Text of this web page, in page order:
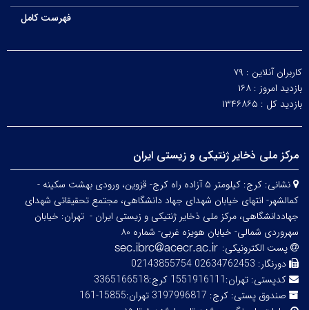
فهرست کامل
کاربران آنلاین : ۷۹
بازدید امروز : ۱۶۸
بازدید کل : ۱۳۴۶۸۶۵
مرکز ملی ذخایر ژنتیکی و زیستی ایران
نشانی:
کرج: کیلومتر ۵ آزاده راه کرج- قزوین، ورودی بهشت سکینه -
کمالشهر- انتهای خیابان شهدای جهاد دانشگاهی، مجتمع تحقیقاتی شهدای
جهاددانشگاهی، مرکز ملی ذخایر ژنتیکی و زیستی ایران - تهران: خیابان
سهروردی شمالی- خیابان هویزه غربی- شماره ۸۰
پست الکترونیکی:
دورنگار: 02634762453 02143855754
کدپستی: تهران:1551916111 کرج:3365166518
صندوق پستی: کرج: 3197996817 تهران:15855-161